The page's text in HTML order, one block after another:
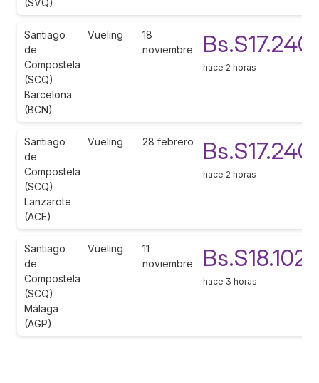
Santiago
de
Compostela
(SCQ)
Barcelona
(BCN)
Vueling
18
noviembre
Bs.S17.240
hace 2 horas
Santiago
de
Compostela
(SCQ)
Lanzarote
(ACE)
Vueling 28 febrero Bs.S17.240
hace 2 horas
Santiago
de
Compostela
(SCQ)
Málaga
(AGP)
Vueling
11
noviembre
Bs.S18.102
hace 3 horas